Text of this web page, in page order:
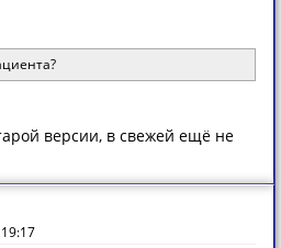
версии, в свежей ещё не